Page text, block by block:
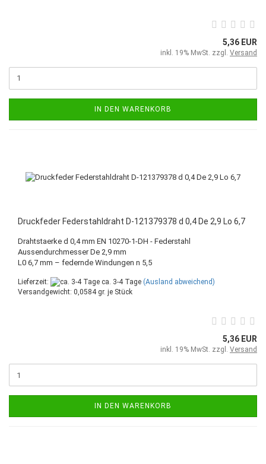
5,36 EUR
inkl. 19% MwSt. zzgl. Versand
IN DEN WARENKORB
Druckfeder Federstahldraht D-121379378 d 0,4 De 2,9 Lo 6,7
Drahtstaerke d 0,4 mm EN 10270-1-DH - Federstahl
Aussendurchmesser De 2,9 mm
L0 6,7 mm – federnde Windungen n 5,5
Lieferzeit: ca. 3-4 Tage (Ausland abweichend)
Versandgewicht: 0,0584gr. je Stück
5,36 EUR
inkl. 19% MwSt. zzgl. Versand
IN DEN WARENKORB